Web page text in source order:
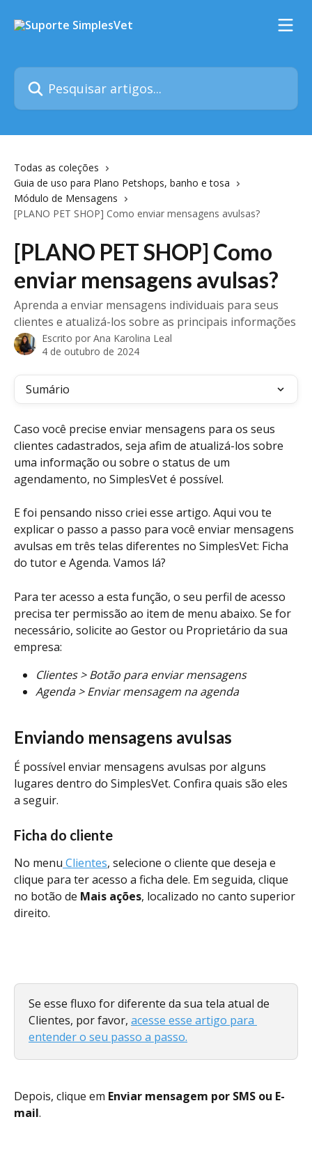
Pesquisar artigos...
Todas as coleções
Guia de uso para Plano Petshops, banho e tosa
Módulo de Mensagens
[PLANO PET SHOP] Como enviar mensagens avulsas?
[PLANO PET SHOP] Como
enviar mensagens avulsas?
Aprenda a enviar mensagens individuais para seus
clientes e atualizá-los sobre as principais informações
Escrito por Ana Karolina Leal
4 de outubro de 2024
Sumário
Caso você precise enviar mensagens para os seus
clientes cadastrados, seja afim de atualizá-los sobre
uma informação ou sobre o status de um
agendamento, no SimplesVet é possível.
E foi pensando nisso criei esse artigo. Aqui vou te
explicar o passo a passo para você enviar mensagens
avulsas em três telas diferentes no SimplesVet: Ficha
do tutor e Agenda. Vamos lá?
Para ter acesso a esta função, o seu perfil de acesso
precisa ter permissão ao item de menu abaixo. Se for
necessário, solicite ao Gestor ou Proprietário da sua
empresa:
Clientes > Botão para enviar mensagens
Agenda > Enviar mensagem na agenda
Enviando mensagens avulsas
É possível enviar mensagens avulsas por alguns
lugares dentro do SimplesVet. Confira quais são eles
a seguir.
Ficha do cliente
No menu Clientes, selecione o cliente que deseja e
clique para ter acesso a ficha dele. Em seguida, clique
no botão de Mais ações, localizado no canto superior
direito.
Se esse fluxo for diferente da sua tela atual de
Clientes, por favor, acesse esse artigo para
entender o seu passo a passo.
Depois, clique em Enviar mensagem por SMS ou E-
mail.